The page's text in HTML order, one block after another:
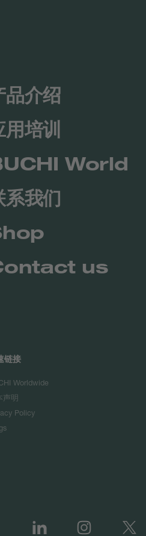
品介绍
用培训
World
系我们
us
链接
Worldwide
声明
Policy